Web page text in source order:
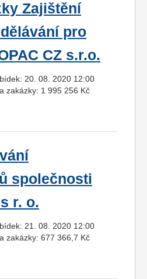
Zajištění
pro
CZ s.r.o.
20. 08. 2020 12:00
zakázky: 1 995 256 Kč
společnosti
r. o.
21. 08. 2020 12:00
zakázky: 677 366,7 Kč